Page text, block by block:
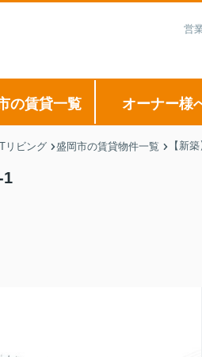
営
の賃貸一覧 オーナー様
リビング 盛岡市の賃貸物件一覧 【新
1